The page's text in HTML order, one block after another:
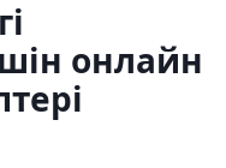
онлайн